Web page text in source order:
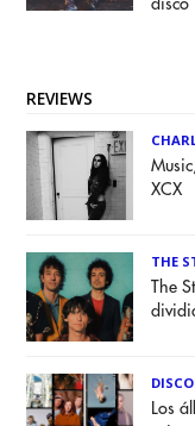
disco
REVIEWS
XCX
THE
The
Los